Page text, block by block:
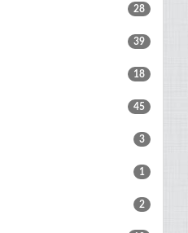
28
39
18
45
3
1
2